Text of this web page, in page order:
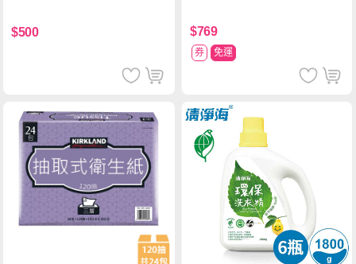
$500 $769
券 免運